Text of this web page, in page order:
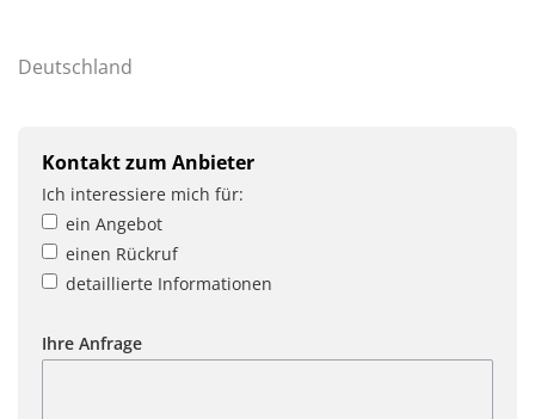
Deutschland
Kontakt zum Anbieter
Ich interessiere mich für:
ein Angebot
einen Rückruf
detaillierte Informationen
Ihre Anfrage